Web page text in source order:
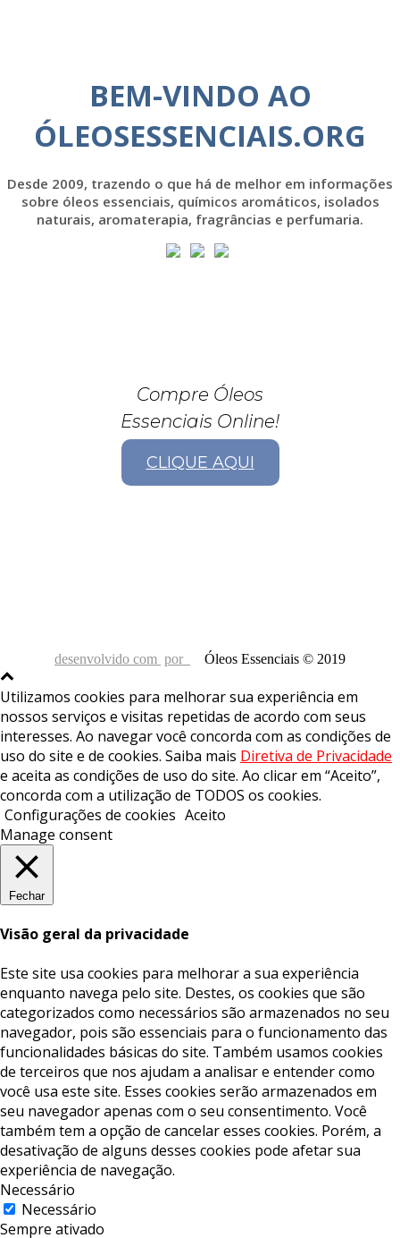
BEM-VINDO AO
ÓLEOSESSENCIAIS.ORG
Desde 2009, trazendo o que há de melhor em informações
sobre óleos essenciais, químicos aromáticos, isolados
naturais, aromaterapia, fragrâncias e perfumaria.
Compre Óleos
Essenciais Online!
CLIQUE AQUI
desenvolvido com por Óleos Essenciais © 2019
Utilizamos cookies para melhorar sua experiência em
nossos serviços e visitas repetidas de acordo com seus
interesses. Ao navegar você concorda com as condições de
uso do site e de cookies. Saiba mais Diretiva de Privacidade
e aceita as condições de uso do site. Ao clicar em “Aceito”,
concorda com a utilização de TODOS os cookies.
Configurações de cookies Aceito
Manage consent
Fechar
Visão geral da privacidade
Este site usa cookies para melhorar a sua experiência
enquanto navega pelo site. Destes, os cookies que são
categorizados como necessários são armazenados no seu
navegador, pois são essenciais para o funcionamento das
funcionalidades básicas do site. Também usamos cookies
de terceiros que nos ajudam a analisar e entender como
você usa este site. Esses cookies serão armazenados em
seu navegador apenas com o seu consentimento. Você
também tem a opção de cancelar esses cookies. Porém, a
desativação de alguns desses cookies pode afetar sua
experiência de navegação.
Necessário
Necessário
Sempre ativado